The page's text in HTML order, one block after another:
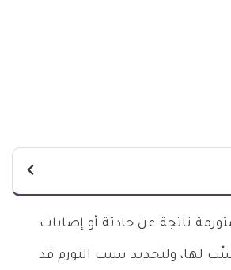
ناتجة عن حادثة أو إصابات
لها، ولتحديد سبب التورم قد